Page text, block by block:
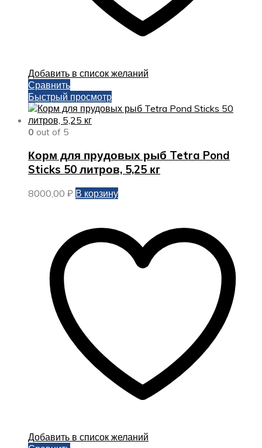
Добавить в список желаний
Сравнить
Быстрый просмотр
0 out of 5
Корм для прудовых рыб Tetra Pond
Sticks 50 литров, 5,25 кг
8000,00 ₽ В корзину
Добавить в список желаний